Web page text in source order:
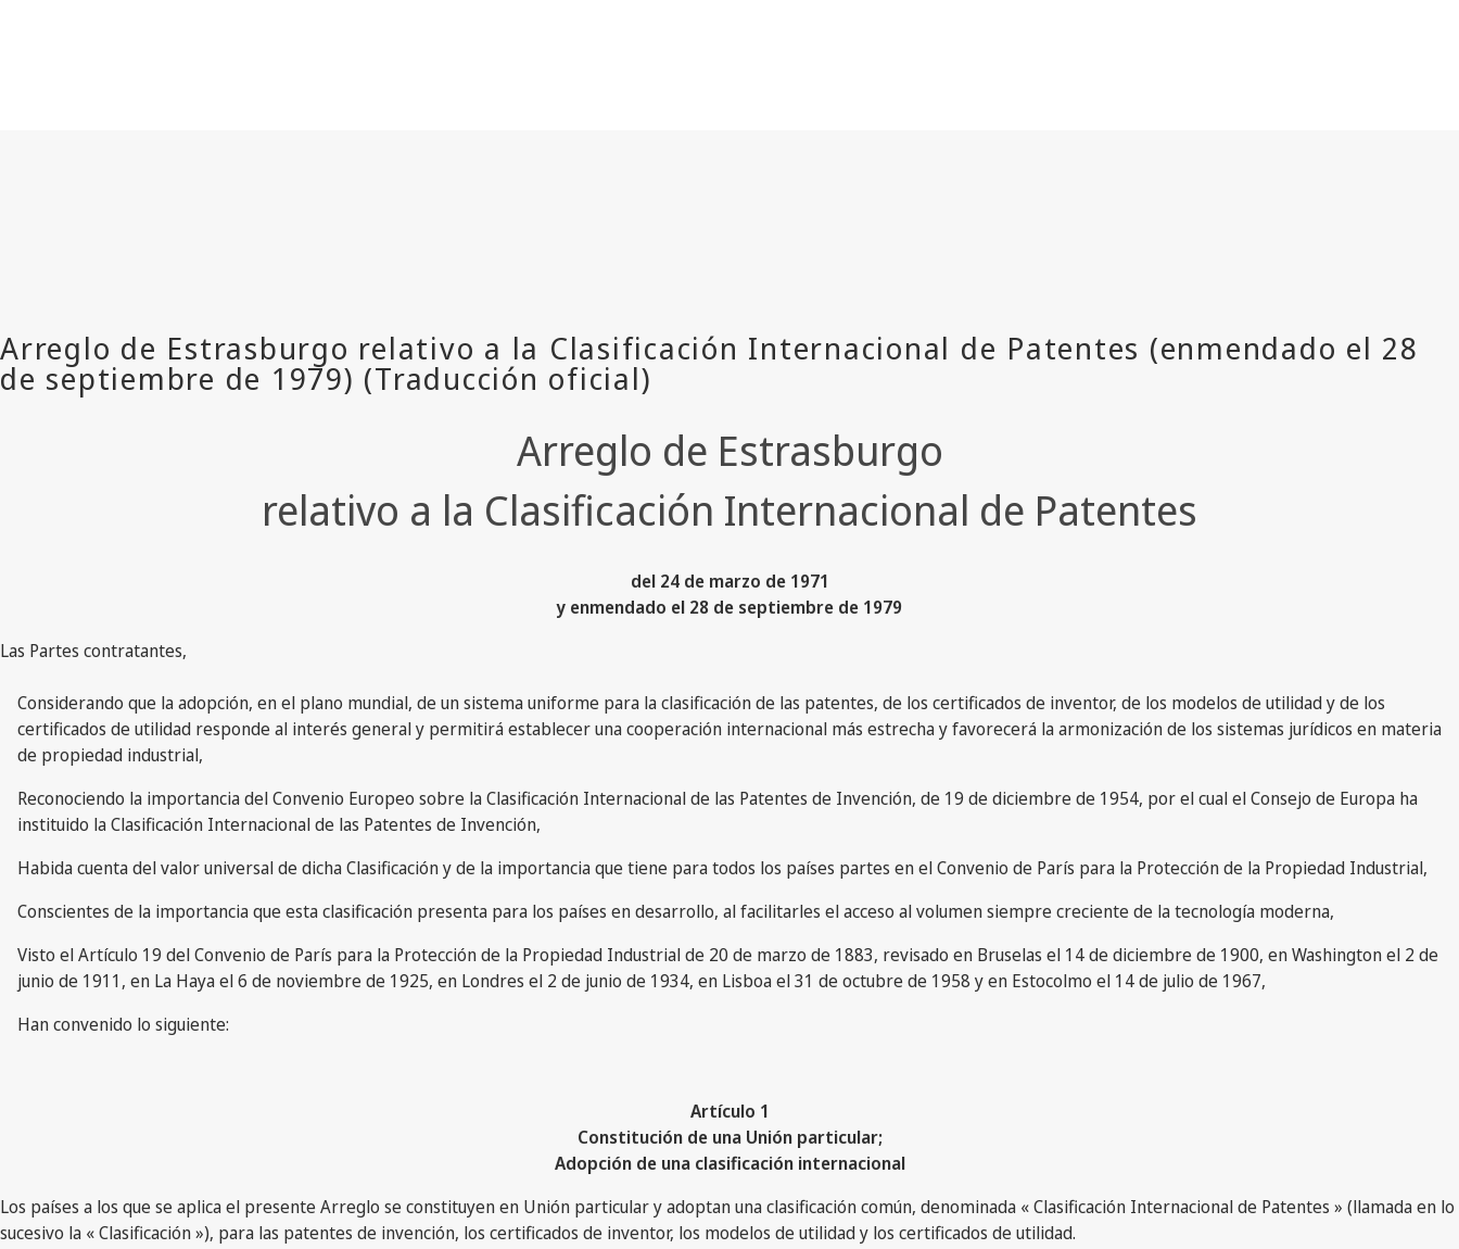
Arreglo de Estrasburgo
relativo a la Clasificación Internacional de Patentes
del 24 de marzo de 1971
y enmendado el 28 de septiembre de 1979
Las Partes contratantes,
Considerando que la adopción, en el plano mundial, de un sistema uniforme para la clasificación de las patentes, de los certificados de inventor, de los modelos de utilidad y de los
certificados de utilidad responde al interés general y permitirá establecer una cooperación internacional más estrecha y favorecerá la armonización de los sistemas jurídicos en materia
de propiedad industrial,
Reconociendo la importancia del Convenio Europeo sobre la Clasificación Internacional de las Patentes de Invención, de 19 de diciembre de 1954, por el cual el Consejo de Europa ha
instituido la Clasificación Internacional de las Patentes de Invención,
Habida cuenta del valor universal de dicha Clasificación y de la importancia que tiene para todos los países partes en el Convenio de París para la Protección de la Propiedad Industrial,
Conscientes de la importancia que esta clasificación presenta para los países en desarrollo, al facilitarles el acceso al volumen siempre creciente de la tecnología moderna,
Visto el Artículo 19 del Convenio de París para la Protección de la Propiedad Industrial de 20 de marzo de 1883, revisado en Bruselas el 14 de diciembre de 1900, en Washington el 2 de
junio de 1911, en La Haya el 6 de noviembre de 1925, en Londres el 2 de junio de 1934, en Lisboa el 31 de octubre de 1958 y en Estocolmo el 14 de julio de 1967,
Han convenido lo siguiente:
Artículo 1
Constitución de una Unión particular;
Adopción de una clasificación internacional
Los países a los que se aplica el presente Arreglo se constituyen en Unión particular y adoptan una clasificación común, denominada « Clasificación Internacional de Patentes » (llamada en lo
sucesivo la « Clasificación »), para las patentes de invención, los certificados de inventor, los modelos de utilidad y los certificados de utilidad.